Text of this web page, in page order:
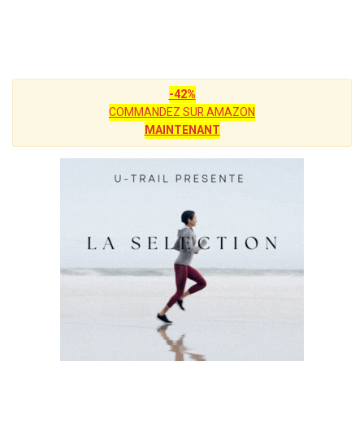
-42%
COMMANDEZ SUR AMAZON
MAINTENANT